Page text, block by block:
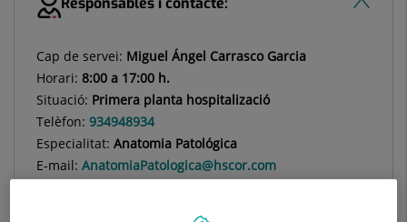
Cap de servei: Miguel Ángel Carrasco Garcia
Horari: 8:00 a 17:00 h.
Situació: Primera planta hospitalizació
Telèfon: 934948934
Especialitat: Anatomia Patológica
E-mail: AnatomiaPatologica@hscor.com